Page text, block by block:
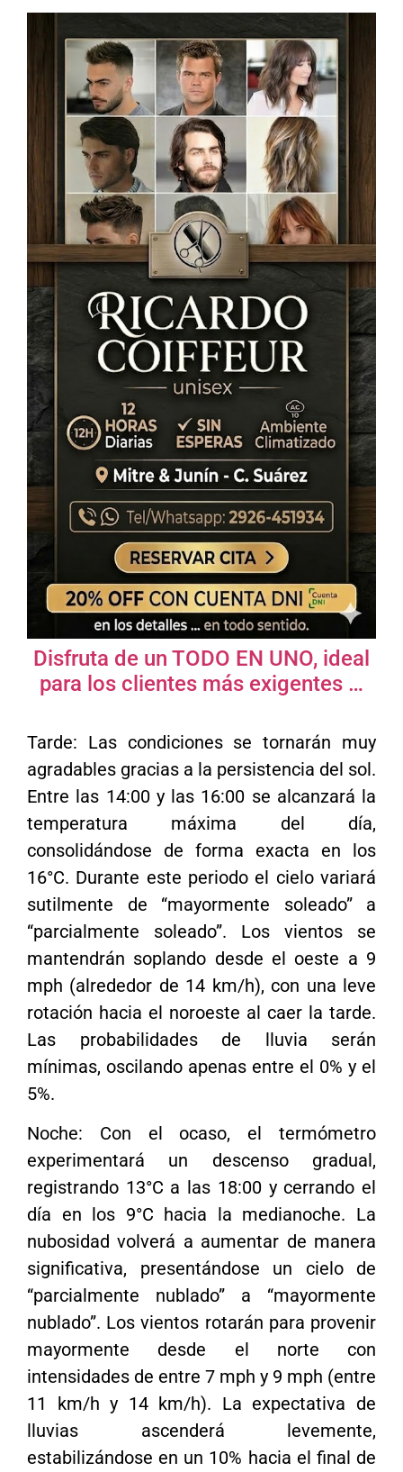
Disfruta de un TODO EN UNO, ideal
para los clientes más exigentes …
Tarde: Las condiciones se tornarán muy
agradables gracias a la persistencia del sol.
Entre las 14:00 y las 16:00 se alcanzará la
temperatura máxima del día,
consolidándose de forma exacta en los
16°C. Durante este periodo el cielo variará
sutilmente de “mayormente soleado” a
“parcialmente soleado”. Los vientos se
mantendrán soplando desde el oeste a 9
mph (alrededor de 14 km/h), con una leve
rotación hacia el noroeste al caer la tarde.
Las probabilidades de lluvia serán
mínimas, oscilando apenas entre el 0% y el
5%.
Noche: Con el ocaso, el termómetro
experimentará un descenso gradual,
registrando 13°C a las 18:00 y cerrando el
día en los 9°C hacia la medianoche. La
nubosidad volverá a aumentar de manera
significativa, presentándose un cielo de
“parcialmente nublado” a “mayormente
nublado”. Los vientos rotarán para provenir
mayormente desde el norte con
intensidades de entre 7 mph y 9 mph (entre
11 km/h y 14 km/h). La expectativa de
lluvias ascenderá levemente,
estabilizándose en un 10% hacia el final de